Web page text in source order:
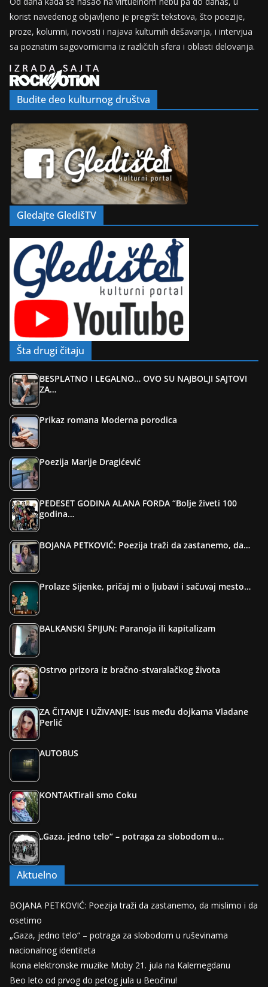
korist navedenog objavljeno je pregršt tekstova, što poezije,
proze, kolumni, novosti i najava kulturnih dešavanja, i intervjua
sa poznatim sagovornicima iz različitih sfera i oblasti delovanja.
Budite deo kulturnog društva
Gledajte GledišTV
Šta drugi čitaju
BESPLATNO I LEGALNO… OVO SU NAJBOLJI SAJTOVI
ZA…
Prikaz romana Moderna porodica
Poezija Marije Dragićević
PEDESET GODINA ALANA FORDA “Bolje živeti 100
godina…
BOJANA PETKOVIĆ: Poezija traži da zastanemo, da…
Prolaze Sijenke, pričaj mi o ljubavi i sačuvaj mesto…
BALKANSKI ŠPIJUN: Paranoja ili kapitalizam
Ostrvo prizora iz bračno-stvaralačkog života
ZA ČITANJE I UŽIVANJE: Isus među dojkama Vladane
Perlić
AUTOBUS
KONTAKTirali smo Coku
„Gaza, jedno telo“ – potraga za slobodom u…
Aktuelno
BOJANA PETKOVIĆ: Poezija traži da zastanemo, da mislimo i da
osetimo
„Gaza, jedno telo“ – potraga za slobodom u ruševinama
nacionalnog identiteta
Ikona elektronske muzike Moby 21. jula na Kalemegdanu
Beo leto od prvog do petog jula u Beočinu!